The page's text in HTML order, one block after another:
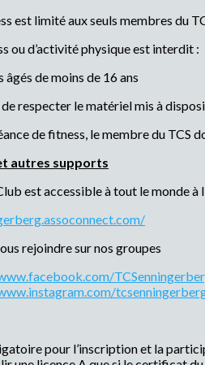
est limité aux seuls membres
ou d’activité physique est interdit :
de moins de 16 ans
le matériel mis à
de fitness, le membre du TCS
autres supports
est accessible à tout le monde à
rejoindre sur nos groupes
pour l’inscription et la